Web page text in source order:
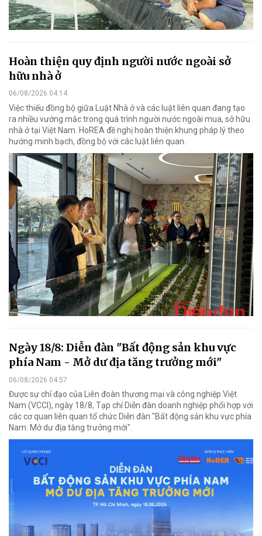
Hoàn thiện quy định người nước ngoài sở
hữu nhà ở
06/08/2026 04:14
Việc thiếu đồng bộ giữa Luật Nhà ở và các luật liên quan đang tạo
ra nhiều vướng mắc trong quá trình người nước ngoài mua, sở hữu
nhà ở tại Việt Nam. HoREA đề nghị hoàn thiện khung pháp lý theo
hướng minh bạch, đồng bộ với các luật liên quan.
Ngày 18/8: Diễn đàn "Bất động sản khu vực
phía Nam - Mở dư địa tăng trưởng mới"
06/08/2026 04:57
Được sự chỉ đạo của Liên đoàn thương mại và công nghiệp Việt
Nam (VCCI), ngày 18/8, Tạp chí Diễn đàn doanh nghiệp phối hợp với
các cơ quan liên quan tổ chức Diễn đàn "Bất động sản khu vực phía
Nam: Mở dư địa tăng trưởng mới".